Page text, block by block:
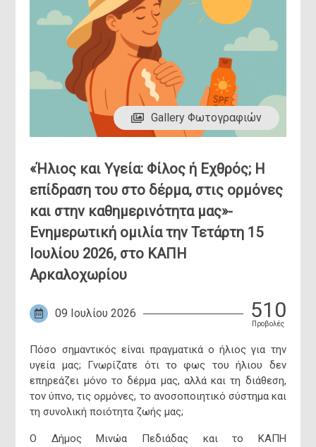
Gallery Φωτογραφιών
«Ήλιος και Υγεία: Φίλος ή Εχθρός; Η
επίδραση του στο δέρμα, στις ορμόνες
και στην καθημερινότητα μας»-
Ενημερωτική ομιλία την Τετάρτη 15
Ιουλίου 2026, στο ΚΑΠΗ
Αρκαλοχωρίου
510
Προβολές
09 Ιουλίου 2026
Πόσο σημαντικός είναι πραγματικά ο ήλιος για την
υγεία μας; Γνωρίζατε ότι το φως του ήλιου δεν
επηρεάζει μόνο το δέρμα μας, αλλά και τη διάθεση,
τον ύπνο, τις ορμόνες, το ανοσοποιητικό σύστημα και
τη συνολική ποιότητα ζωής μας;
Ο Δήμος Μινώα Πεδιάδας και το ΚΑΠΗ